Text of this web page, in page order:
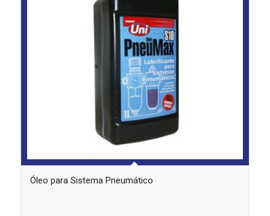
Óleo para Sistema Pneumático